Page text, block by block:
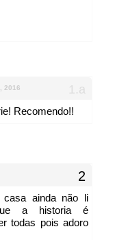
2016
Recomendo!!
ainda não li
a historia é
todas pois adoro